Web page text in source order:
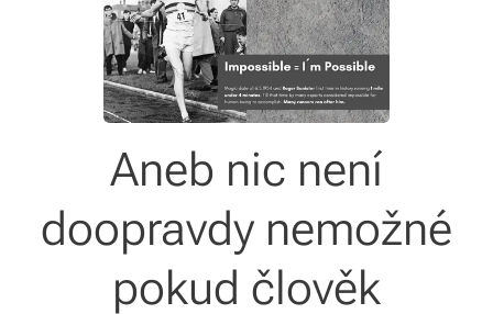
Aneb nic není
doopravdy nemožné
pokud člověk